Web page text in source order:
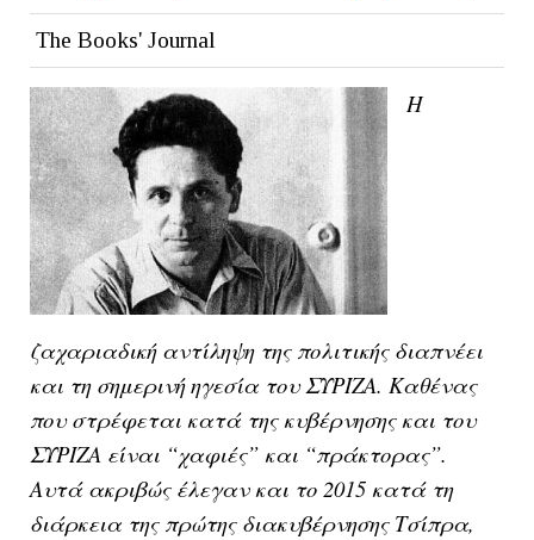
The Books' Journal
Η
ζαχαριαδική αντίληψη της πολιτικής διαπνέει
και τη σημερινή ηγεσία του ΣΥΡΙΖΑ. Καθένας
που στρέφεται κατά της κυβέρνησης και του
ΣΥΡΙΖΑ είναι “χαφιές” και “πράκτορας”.
Αυτά ακριβώς έλεγαν και το 2015 κατά τη
διάρκεια της πρώτης διακυβέρνησης Τσίπρα,